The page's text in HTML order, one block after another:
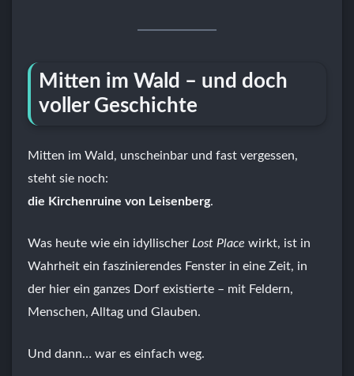
Mitten im Wald – und doch
voller Geschichte
Mitten im Wald, unscheinbar und fast vergessen,
steht sie noch:
die Kirchenruine von Leisenberg.
Was heute wie ein idyllischer Lost Place wirkt, ist in
Wahrheit ein faszinierendes Fenster in eine Zeit, in
der hier ein ganzes Dorf existierte – mit Feldern,
Menschen, Alltag und Glauben.
Und dann… war es einfach weg.